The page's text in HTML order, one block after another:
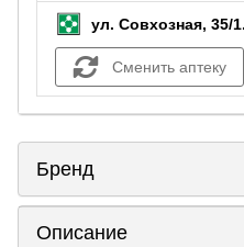
ул. Совхозная, 35/1.
Сменить аптеку
Бренд
Описание